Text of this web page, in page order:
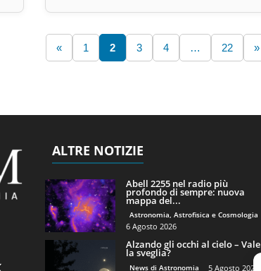
« 1 2 3 4 … 22 »
ALTRE NOTIZIE
Abell 2255 nel radio più
profondo di sempre: nuova
mappa del...
Astronomia, Astrofisica e Cosmologia
6 Agosto 2026
Alzando gli occhi al cielo – Vale
la sveglia?
News di Astronomia 5 Agosto 2026